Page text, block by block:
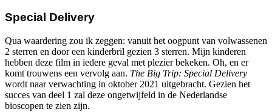
Special Delivery
Qua waardering zou ik zeggen: vanuit het oogpunt van volwassenen
2 sterren en door een kinderbril gezien 3 sterren. Mijn kinderen
hebben deze film in iedere geval met plezier bekeken. Oh, en er
komt trouwens een vervolg aan. The Big Trip: Special Delivery
wordt naar verwachting in oktober 2021 uitgebracht. Gezien het
succes van deel 1 zal deze ongetwijfeld in de Nederlandse
bioscopen te zien zijn.